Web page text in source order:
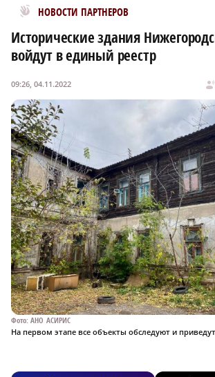
НОВОСТИ ПАРТНЕРОВ
Новости МирТесен
Исторические здания
войдут в единый реестр
09:26, 04.11.2022
Фото: АНО АСИРИС
На первом этапе все объекты обследуют и